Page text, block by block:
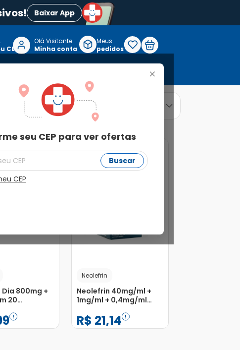
Baixar App
CEP
+
seu CEP para ver ofertas
Buscar
CEP
Olá Visitante
Minha conta
Meus
pedidos
ordenar por
800mg +
20
19%
Neolefrin
Neolefrin 40mg/ml +
1mg/ml + 0,4mg/ml
R$ 21,14